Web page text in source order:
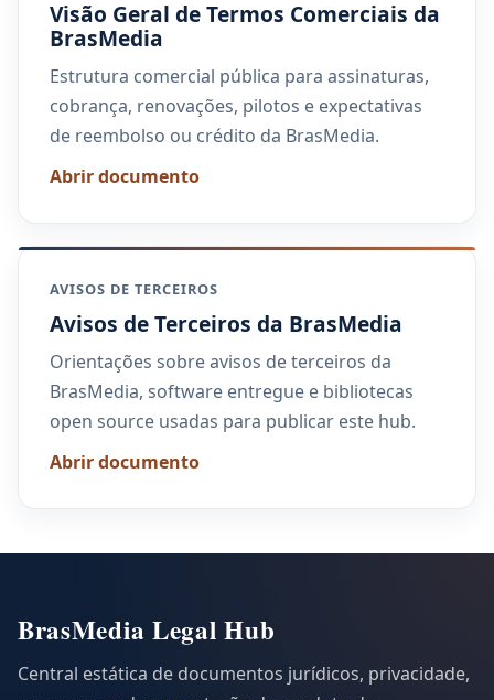
Visão Geral de Termos Comerciais da
BrasMedia
Estrutura comercial pública para assinaturas,
cobrança, renovações, pilotos e expectativas
de reembolso ou crédito da BrasMedia.
Abrir documento
AVISOS DE TERCEIROS
Avisos de Terceiros da BrasMedia
Orientações sobre avisos de terceiros da
BrasMedia, software entregue e bibliotecas
open source usadas para publicar este hub.
Abrir documento
BrasMedia Legal Hub
Central estática de documentos jurídicos, privacidade,